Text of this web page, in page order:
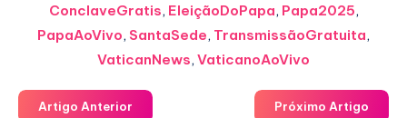
ConclaveGratis, EleiçãoDoPapa, Papa2025,
PapaAoVivo, SantaSede, TransmissãoGratuita,
VaticanNews, VaticanoAoVivo
Artigo Anterior Próximo Artigo